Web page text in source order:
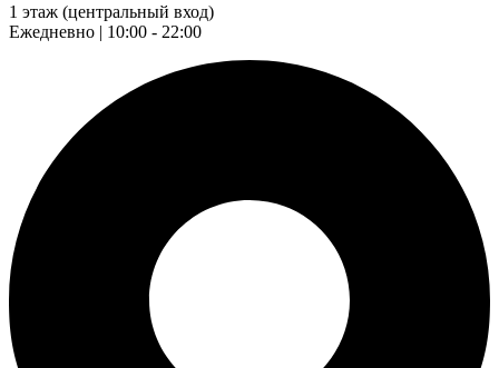
1 этаж (центральный вход)
Ежедневно | 10:00 - 22:00